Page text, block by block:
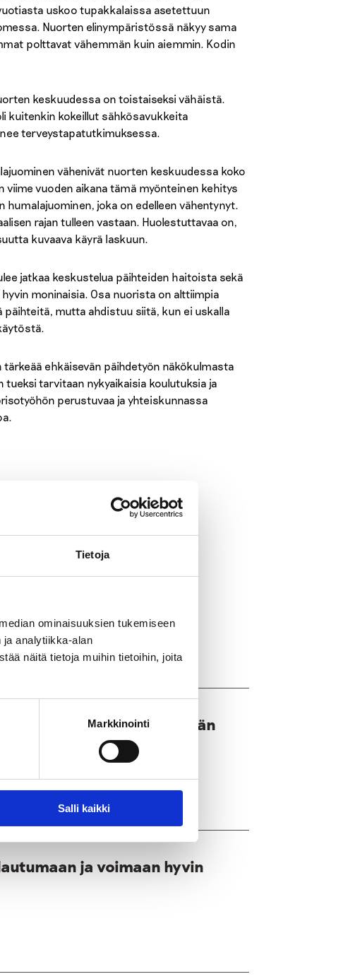
Tietoja
ominaisuuksien tukemiseen
analytiikka-alan
näitä tietoja muihin tietoihin, joita
Markkinointi
Salli kaikki
uskoo tupakkalaissa asetettuun
Nuorten elinympäristössä näkyy sama
polttavat vähemmän kuin aiemmin. Kodin
keskuudessa on toistaiseksi vähäistä.
kuitenkin kokeillut sähkösavukkeita
terveystapatutkimuksessa.
vähenivät nuorten keskuudessa koko
viime vuoden aikana tämä myönteinen kehitys
joka on edelleen vähentynyt.
rajan tulleen vastaan. Huolestuttavaa on,
kuvaava käyrä laskuun.
jatkaa keskustelua päihteiden haitoista sekä
moninaisia. Osa nuorista on alttiimpia
päihteitä, mutta ahdistuu siitä, kun ei uskalla
ehkäisevän päihdetyön näkökulmasta
tarvitaan nykyaikaisia koulutuksia ja
perustuvaa ja yhteiskunnassa
auttaa nuorta tekemään
myös kesällä
ja voimaan hyvin